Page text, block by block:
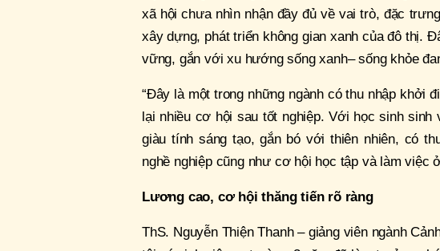
xã hội chưa nhìn nhận đầy đủ về vai trò, đặc
xây dựng, phát triển không gian xanh của đô thị.
vững, gắn với xu hướng sống xanh– sống khỏe
“Đây là một trong những ngành có thu nhập khởi
lại nhiều cơ hội sau tốt nghiệp. Với học sinh
giàu tính sáng tạo, gắn bó với thiên nhiên, có
nghề nghiệp cũng như cơ hội học tập và làm việc
Lương cao, cơ hội thăng tiến rõ ràng
ThS. Nguyễn Thiện Thanh – giảng viên ngành